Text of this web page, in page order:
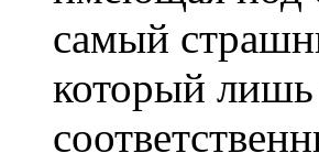
самый
который